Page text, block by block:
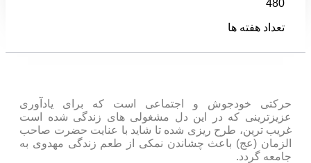
480
تعداد هفته ها
حرکتی خودجوش و اجتماعی است که برای یادآوری
عزیزترینی که در این دل مشغولی های زندگی شده است
غریب ترین، طرح ریزی شده تا شاید با عنایت حضرت صاحب
الزمان (عج) باعث چشاندن نمکی از طعم زندگی مهدوی به
جامعه گردد.